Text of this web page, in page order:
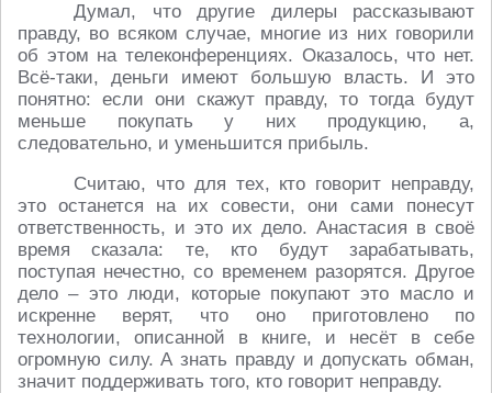
Думал, что другие дилеры рассказывают
правду, во всяком случае, многие из них говорили
об этом на телеконференциях. Оказалось, что нет.
Всё-таки, деньги имеют большую власть. И это
понятно: если они скажут правду, то тогда будут
меньше покупать у них продукцию, а,
следовательно, и уменьшится прибыль.
Считаю, что для тех, кто говорит неправду,
это останется на их совести, они сами понесут
ответственность, и это их дело. Анастасия в своё
время сказала: те, кто будут зарабатывать,
поступая нечестно, со временем разорятся. Другое
дело – это люди, которые покупают это масло и
искренне верят, что оно приготовлено по
технологии, описанной в книге, и несёт в себе
огромную силу. А знать правду и допускать обман,
значит поддерживать того, кто говорит неправду.